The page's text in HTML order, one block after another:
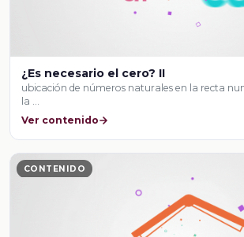
¿Es necesario el cero? II
ubicación de números naturales en la recta
la …
Ver contenido
CONTENIDO